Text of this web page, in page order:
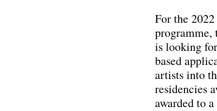
For the
programme,
is looking
based
artists into
residencies
awarded to